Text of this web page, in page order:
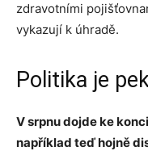
zdravotními
vykazují k úhradě.
Politika je
V srpnu dojde ke
například teď hojně